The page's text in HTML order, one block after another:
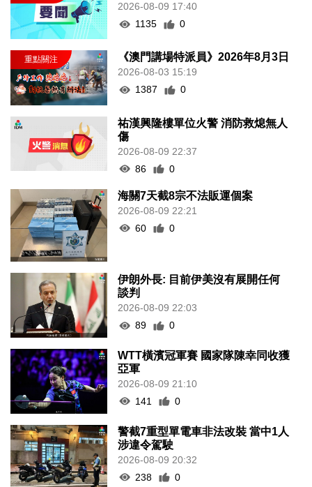
2026-08-09 17:40
1135
0
《澳門講場特派員》2026年8月3日
2026-08-03 15:19
1387
0
祐漢興隆樓單位火警 消防救熄無人
傷
2026-08-09 22:37
86
0
海關7天截8宗不法販運個案
2026-08-09 22:21
60
0
伊朗外長: 目前伊美沒有展開任何
談判
2026-08-09 22:03
89
0
WTT橫濱冠軍賽 國家隊陳幸同收獲
亞軍
2026-08-09 21:10
141
0
警截7重型單電車非法改裝 當中1人
涉違令駕駛
2026-08-09 20:32
238
0